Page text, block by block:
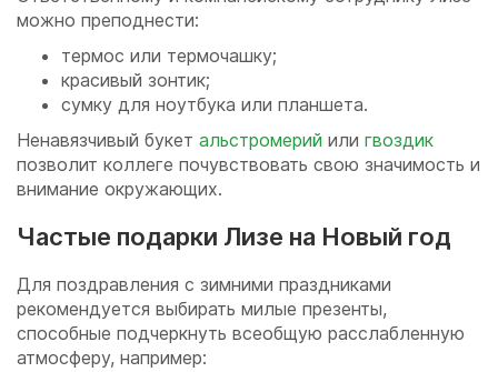
можно преподнести:
термос или термочашку;
красивый зонтик;
сумку для ноутбука или планшета.
Ненавязчивый букет альстромерий или гвоздик
позволит коллеге почувствовать свою значимость и
внимание окружающих.
Частые подарки Лизе на Новый год
Для поздравления с зимними праздниками
рекомендуется выбирать милые презенты,
способные подчеркнуть всеобщую расслабленную
атмосферу, например: